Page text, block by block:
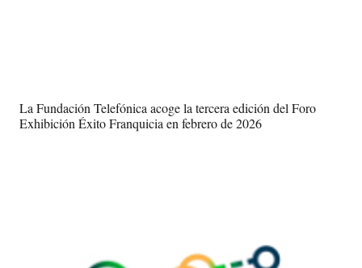
La Fundación Telefónica acoge la tercera edición del Foro
Exhibición Éxito Franquicia en febrero de 2026